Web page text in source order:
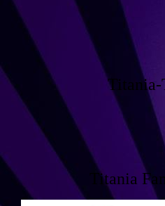
Titania